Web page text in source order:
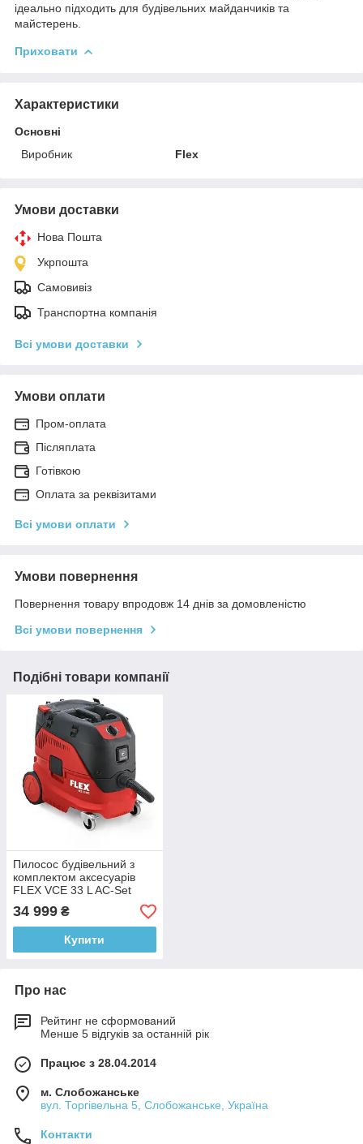
ідеально підходить для будівельних майданчиків та
майстерень.
Приховати
Характеристики
Основні
Виробник
Flex
Умови доставки
Нова Пошта
Укрпошта
Самовивіз
Транспортна компанія
Всі умови доставки
Умови оплати
Пром-оплата
Післяплата
Готівкою
Оплата за реквізитами
Всі умови оплати
Умови повернення
Повернення товару впродовж 14 днів за домовленістю
Всі умови повернення
Подібні товари компанії
Пилосос будівельний з
комплектом аксесуарів
FLEX VCE 33 L AC-Set
(465674)
34 999 ₴
Купити
Про нас
Рейтинг не сформований
Менше 5 відгуків за останній рік
Працює з 28.04.2014
м. Слобожанське
вул. Торгівельна 5, Слобожанське, Україна
Контакти